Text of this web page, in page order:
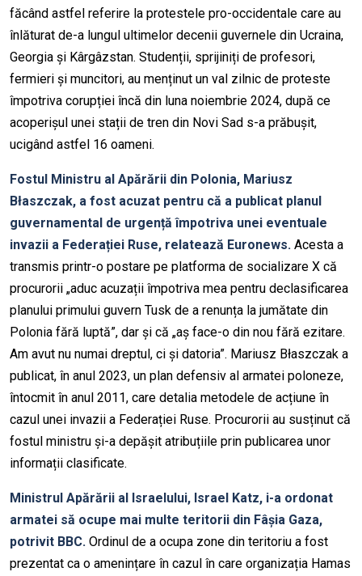
făcând astfel referire la protestele pro-occidentale care au
înlăturat de-a lungul ultimelor decenii guvernele din Ucraina,
Georgia și Kârgâzstan. Studenții, sprijiniți de profesori,
fermieri și muncitori, au menținut un val zilnic de proteste
împotriva corupției încă din luna noiembrie 2024, după ce
acoperișul unei stații de tren din Novi Sad s-a prăbușit,
ucigând astfel 16 oameni.
Fostul Ministru al Apărării din Polonia, Mariusz
Błaszczak, a fost acuzat pentru că a publicat planul
guvernamental de urgență împotriva unei eventuale
invazii a Federației Ruse, relatează Euronews. Acesta a
transmis printr-o postare pe platforma de socializare X că
procurorii „aduc acuzații împotriva mea pentru declasificarea
planului primului guvern Tusk de a renunța la jumătate din
Polonia fără luptă”, dar și că „aș face-o din nou fără ezitare.
Am avut nu numai dreptul, ci și datoria”. Mariusz Błaszczak a
publicat, în anul 2023, un plan defensiv al armatei poloneze,
întocmit în anul 2011, care detalia metodele de acțiune în
cazul unei invazii a Federației Ruse. Procurorii au susținut că
fostul ministru și-a depășit atribuțiile prin publicarea unor
informații clasificate.
Ministrul Apărării al Israelului, Israel Katz, i-a ordonat
armatei să ocupe mai multe teritorii din Fâșia Gaza,
potrivit BBC. Ordinul de a ocupa zone din teritoriu a fost
prezentat ca o amenințare în cazul în care organizația Hamas